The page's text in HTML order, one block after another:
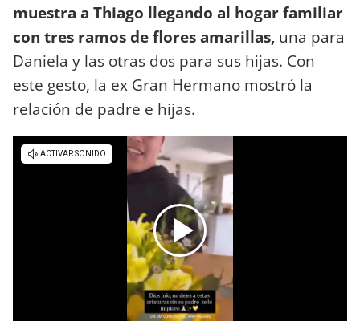
muestra a Thiago llegando al hogar familiar
con tres ramos de flores amarillas, una para
Daniela y las otras dos para sus hijas. Con
este gesto, la ex Gran Hermano mostró la
relación de padre e hijas.